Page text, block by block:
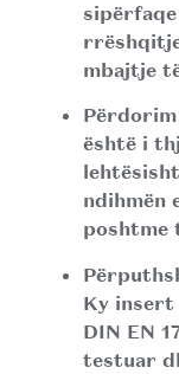
mbajtje
është i
ndihmën
poshtme
Ky insert
DIN EN
testuar